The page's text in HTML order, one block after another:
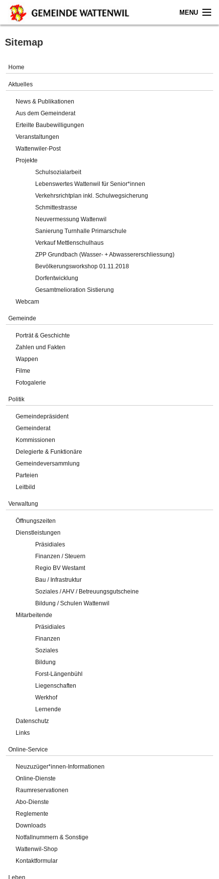
MENU
Home
Gemeinde
Verwaltung
Online-Service
Impressum
Sitemap
Home
Aktuelles
News & Publikationen
Aus dem Gemeinderat
Erteilte Baubewilligungen
Veranstaltungen
Wattenwiler-Post
Projekte
Schulsozialarbeit
Lebenswertes Wattenwil für Senior*innen
Verkehrsrichtplan inkl. Schulwegsicherung
Schmittestrasse
Neuvermessung Wattenwil
Sanierung Turnhalle Primarschule
Verkauf Mettlenschulhaus
ZPP Grundbach (Wasser- + Abwassererschliessung)
Bevölkerungsworkshop 01.11.2018
Dorfentwicklung
Gesamtmelioration Sistierung
Webcam
Gemeinde
Porträt & Geschichte
Zahlen und Fakten
Wappen
Filme
Fotogalerie
Politik
Gemeindepräsident
Gemeinderat
Kommissionen
Delegierte & Funktionäre
Gemeindeversammlung
Parteien
Leitbild
Verwaltung
Öffnungszeiten
Dienstleistungen
Präsidiales
Finanzen / Steuern
Regio BV Westamt
Bau / Infrastruktur
Soziales / AHV / Betreuungsgutscheine
Bildung / Schulen Wattenwil
Mitarbeitende
Präsidiales
Finanzen
Soziales
Bildung
Forst-Längenbühl
Liegenschaften
Werkhof
Lernende
Datenschutz
Links
Online-Service
Neuzuzüger*innen-Informationen
Online-Dienste
Raumreservationen
Abo-Dienste
Reglemente
Downloads
Notfallnummern & Sonstige
Wattenwil-Shop
Kontaktformular
Leben